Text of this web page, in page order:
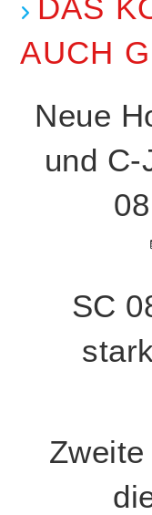
DAS
AUCH
Neue
und C-
SC